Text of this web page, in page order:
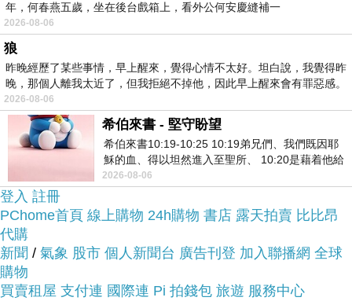
而且在網路上購買，品質有保障又有七天鑑
賞期，不滿意可以退貨也不用擔心買
貴!
服務這麼優，當然在網路購物最好啦~~一定要來看
看【VISION】U40 Elegant 直立式健身車~~
商品網址:
年，何春燕五歲，坐在後台戲箱上，看外公何安慶縫補一
2026-08-06
狼
昨晚經歷了某些事情，早上醒來，覺得心情不太好。坦白說，我覺得昨
晚，那個人離我太近了，但我拒絕不掉他，因此早上醒來會有罪惡感。
2026-08-06
希伯來書 - 堅守盼望
希伯來書10:19-10:25 10:19弟兄們、我們既因耶
穌的血、得以坦然進入至聖所、 10:20是藉着他給
我們開了一條又新又活的路從幔子經過
2026-08-06
登入 註冊
PChome首頁 線上購物 24h購物 書店 露天拍賣 比比昂
代購
新聞 / 氣象 股市 個人新聞台 廣告刊登 加入聯播網 全球
購物
買賣租屋 支付連 國際連 Pi 拍錢包 旅遊 服務中心